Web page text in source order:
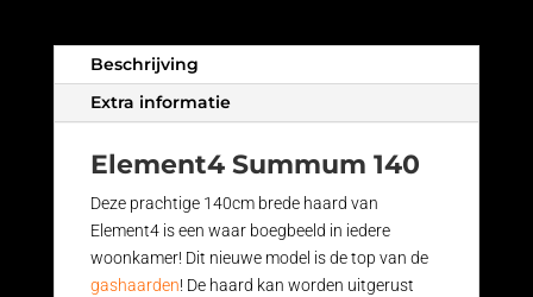
Beschrijving
Extra informatie
Element4 Summum 140
Deze prachtige 140cm brede haard van
Element4 is een waar boegbeeld in iedere
woonkamer! Dit nieuwe model is de top van de
gashaarden! De haard kan worden uitgerust